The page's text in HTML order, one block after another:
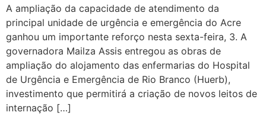
A ampliação da capacidade de atendimento da
principal unidade de urgência e emergência do Acre
ganhou um importante reforço nesta sexta-feira, 3. A
governadora Mailza Assis entregou as obras de
ampliação do alojamento das enfermarias do Hospital
de Urgência e Emergência de Rio Branco (Huerb),
investimento que permitirá a criação de novos leitos de
internação […]